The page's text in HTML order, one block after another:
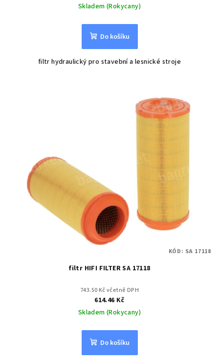
Skladem (Rokycany)
Do košíku
filtr hydraulický pro stavební a lesnické stroje
filtr HIFI FILTER SA 17118
743.50 Kč včetně DPH
614.46 Kč
Skladem (Rokycany)
Do košíku
KÓD: SA 17118